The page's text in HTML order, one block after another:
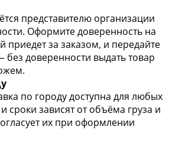
представителю организации
Оформите доверенность на
приедет за заказом, и передайте
доверенности выдать товар
по городу доступна для любых
сроки зависят от объёма груза и
их при оформлении